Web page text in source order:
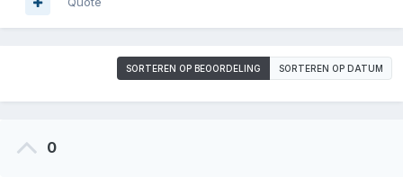
SORTEREN OP BEOORDELING SORTEREN OP DATUM
0